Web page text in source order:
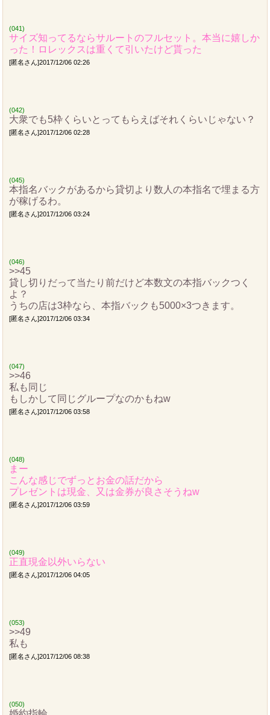
(041)
サイズ知ってるならサルートのフルセット。本当に嬉しか
った！ロレックスは重くて引いたけど貰った
[匿名さん]2017/12/06 02:26
(042)
大衆でも5枠くらいとってもらえばそれくらいじゃない？
[匿名さん]2017/12/06 02:28
(045)
本指名バックがあるから貸切より数人の本指名で埋まる方
が稼げるわ。
[匿名さん]2017/12/06 03:24
(046)
>>45
貸し切りだって当たり前だけど本数文の本指バックつく
よ？
うちの店は3枠なら、本指バックも5000×3つきます。
[匿名さん]2017/12/06 03:34
(047)
>>46
私も同じ
もしかして同じグループなのかもねw
[匿名さん]2017/12/06 03:58
(048)
まー
こんな感じでずっとお金の話だから
プレゼントは現金、又は金券が良さそうねw
[匿名さん]2017/12/06 03:59
(049)
正直現金以外いらない
[匿名さん]2017/12/06 04:05
(053)
>>49
私も
[匿名さん]2017/12/06 08:38
(050)